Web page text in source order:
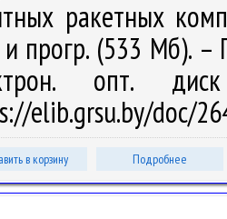
ракетных
прогр. (533 Мб). –
опт.
elib.grsu.by/doc/
в корзину Подробнее